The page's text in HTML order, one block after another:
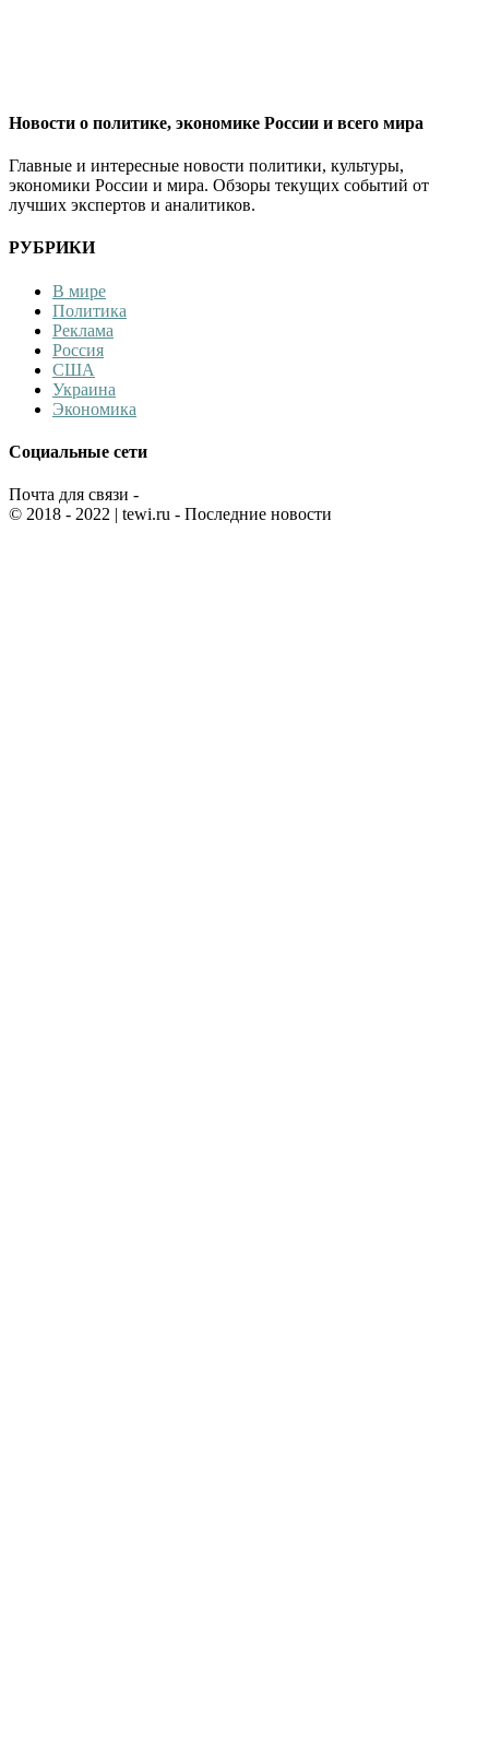
Новости о политике, экономике России и всего мира
Главные и интересные новости политики, культуры,
экономики России и мира. Обзоры текущих событий от
лучших экспертов и аналитиков.
РУБРИКИ
В мире
Политика
Реклама
Россия
США
Украина
Экономика
Социальные сети
Почта для связи -
© 2018 - 2022 | tewi.ru - Последние новости